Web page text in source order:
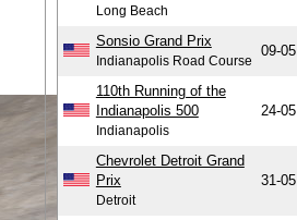
Long Beach
Sonsio Grand Prix
Indianapolis Road Course
09-05
110th Running of the
Indianapolis 500
Indianapolis
24-05
Chevrolet Detroit Grand
Prix
Detroit
31-05